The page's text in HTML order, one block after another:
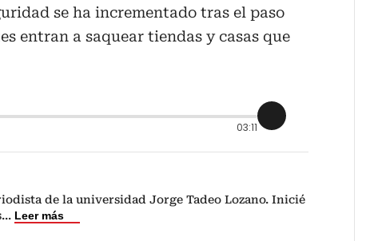
se ha incrementado tras el paso
entran a saquear tiendas y casas que
03:11
de la universidad Jorge Tadeo Lozano. Inicié
... Leer más